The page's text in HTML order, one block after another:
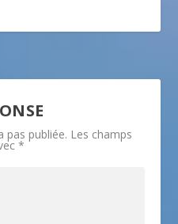
pas publiée. Les champs
*